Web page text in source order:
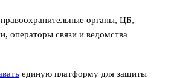
органы, ЦБ,
операторы связи и ведомства
единую платформу для защиты